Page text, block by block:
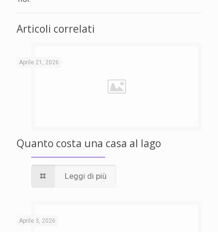
Articoli correlati
Aprile 21, 2026
Quanto costa una casa al lago
Leggi di più
Aprile 3, 2026